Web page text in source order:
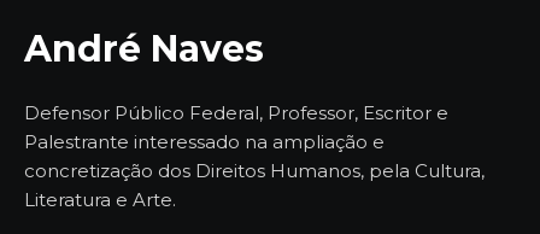
André Naves
Defensor Público Federal, Professor, Escritor e
Palestrante interessado na ampliação e
concretização dos Direitos Humanos, pela Cultura,
Literatura e Arte.